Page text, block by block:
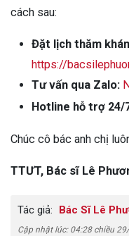
cách sau:
Đặt lịch thăm
https://
Tư vấn qua Zalo:
Hotline hỗ trợ 24/
Chúc cô bác anh chị
TTƯT, Bác sĩ Lê
Tác giả: Bác Sĩ Lê
Cập nhật lúc: 04:28 chiều